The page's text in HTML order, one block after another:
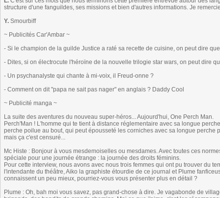
structure d'une fanguildes, ses missions et bien d'autres informations. Je
Y. Smourbiff
~ Publicités Car'Ambar ~
- Si le champion de la guilde Justice a raté sa recette de cuisine, on peut dire
- Dites, si on électrocute l'héroïne de la nouvelle trilogie star wars, on peut dire
- Un psychanalyste qui chante à mi-voix, il Freud-onne ?
- Comment on dit "papa ne sait pas nager" en anglais ? Daddy Cool
~ Publicité manga ~
La suite des aventures du nouveau super-héros... Aujourd'hui, One Perch Man.
Perch'Man ! L'homme qui te tient à distance réglementaire avec sa longue
perche poilue au bout, qui peut épousseté les corniches avec sa longue
mais ça c'est censuré...
Mc Histe : Bonjour à vous mesdemoiselles ou mesdames. Avec toutes ces
spéciale pour une journée étrange : la journée des droits féminins.
Pour cette interview, nous avons avec nous trois femmes qui ont pu trouver du
l'intendante du théâtre, Aiko la graphiste étourdie de ce journal et Plume
connaissent un peu mieux, pourriez-vous vous présenter plus en détail ?
Plume : Oh, bah moi vous savez, pas grand-chose à dire. Je vagabonde de